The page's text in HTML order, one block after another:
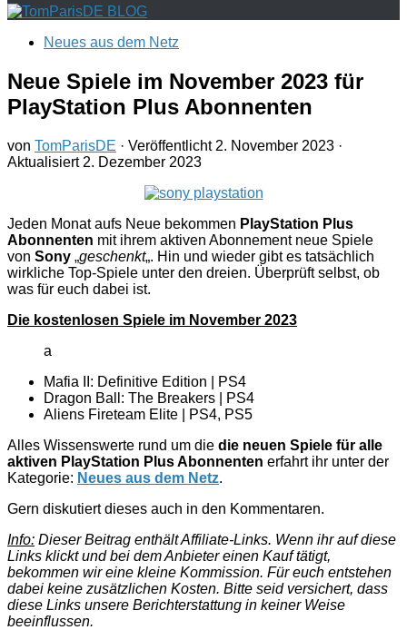
Neues aus dem Netz
Neue Spiele im November 2023 für
PlayStation Plus Abonnenten
von TomParisDE · Veröffentlicht 2. November 2023 ·
Aktualisiert 2. Dezember 2023
Jeden Monat aufs Neue bekommen PlayStation Plus
Abonnenten mit ihrem aktiven Abonnement neue Spiele
von Sony „geschenkt„. Hin und wieder gibt es tatsächlich
wirkliche Top-Spiele unter den dreien. Überprüft selbst, ob
was für euch dabei ist.
Die kostenlosen Spiele im November 2023
a
Mafia II: Definitive Edition | PS4
Dragon Ball: The Breakers | PS4
Aliens Fireteam Elite | PS4, PS5
Alles Wissenswerte rund um die die neuen Spiele für alle
aktiven PlayStation Plus Abonnenten erfahrt ihr unter der
Kategorie: Neues aus dem Netz.
Gern diskutiert dieses auch in den Kommentaren.
Info: Dieser Beitrag enthält Affiliate-Links. Wenn ihr auf diese
Links klickt und bei dem Anbieter einen Kauf tätigt,
bekommen wir eine kleine Kommission. Für euch entstehen
dabei keine zusätzlichen Kosten. Bitte seid versichert, dass
diese Links unsere Berichterstattung in keiner Weise
beeinflussen.